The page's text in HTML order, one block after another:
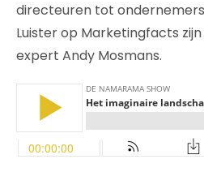
directeuren tot
Luister op Marketingfacts
expert Andy Mosmans.